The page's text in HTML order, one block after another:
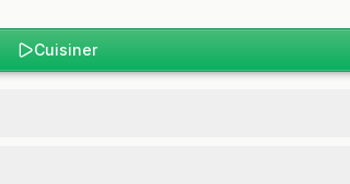
Cuisiner